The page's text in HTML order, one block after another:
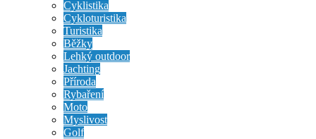
Cyklistika
Cykloturistika
Turistika
Běžky
Lehký outdoor
Jachting
Příroda
Rybaření
Moto
Myslivost
Golf